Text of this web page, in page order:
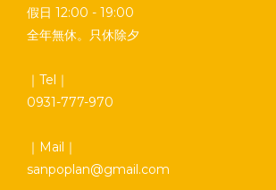
假日 12:00 - 19:00
全年無休。只休除夕
｜Tel｜
0931-777-970
｜Mail｜
sanpoplan@gmail.com